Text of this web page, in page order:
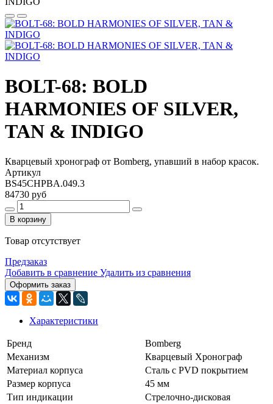
BOLT-68: BOLD
HARMONIES OF SILVER,
TAN & INDIGO
Кварцевый хронограф от Bomberg, упавший в набор красок.
Артикул
BS45CHPBA.049.3
84730 руб
В корзину
Товар отсутствует
Предзаказ
Добавить в сравнение Удалить из сравнения
Оформить заказ
Характеристики
Бренд
Bomberg
Механизм
Кварцевый Хронограф
Материал корпуса
Сталь с PVD покрытием
Размер корпуса
45 мм
Тип индикации
Стрелочно-дисковая